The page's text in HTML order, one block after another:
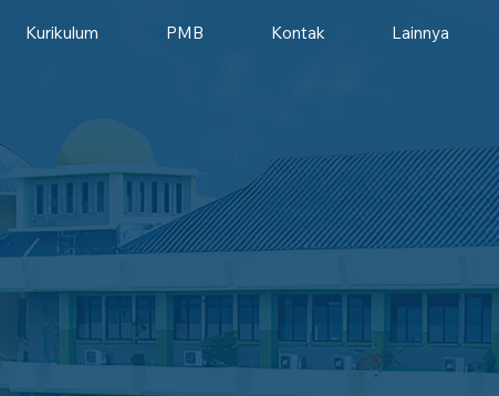
Kurikulum PMB Kontak Lainnya